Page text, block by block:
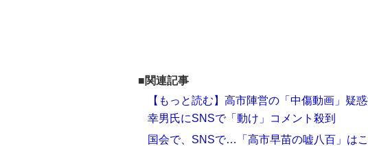
■関連記事
【もっと読む】高市陣営の「中傷動画」疑
幸男氏にSNSで「動け」コメント殺到
国会で、SNSで…「高市早苗の嘘八百」は